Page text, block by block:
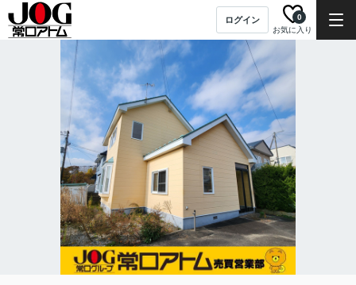
ログイン
お気に入り
0